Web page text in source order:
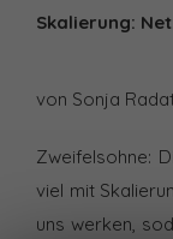
Skalierung:
von Sonja
Zweifelsohne:
viel mit
uns werken,